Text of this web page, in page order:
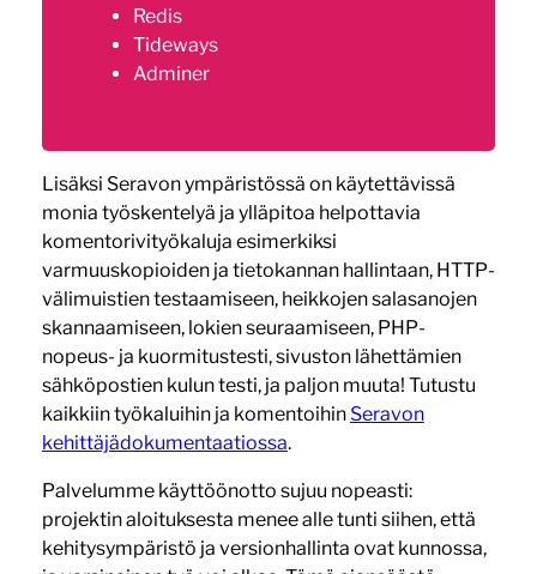
Redis
Tideways
Adminer
Lisäksi Seravon ympäristössä on käytettävissä
monia työskentelyä ja ylläpitoa helpottavia
komentorivityökaluja esimerkiksi
varmuuskopioiden ja tietokannan hallintaan, HTTP-
välimuistien testaamiseen, heikkojen salasanojen
skannaamiseen, lokien seuraamiseen, PHP-
nopeus- ja kuormitustesti, sivuston lähettämien
sähköpostien kulun testi, ja paljon muuta! Tutustu
kaikkiin työkaluihin ja komentoihin Seravon
kehittäjädokumentaatiossa.
Palvelumme käyttöönotto sujuu nopeasti:
projektin aloituksesta menee alle tunti siihen, että
kehitysympäristö ja versionhallinta ovat kunnossa,